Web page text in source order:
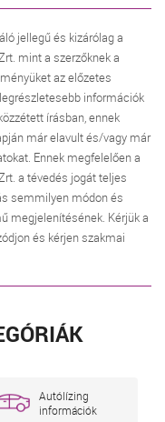
jellegű és kizárólag a
mint a szerzőknek a
az előzetes
információk
írásban, ennek
már elavult és/vagy már
Ennek megfelelően a
a tévedés jogát teljes
semmilyen módon és
megjelenítésének. Kérjük a
és kérjen szakmai
Autólízing
információk